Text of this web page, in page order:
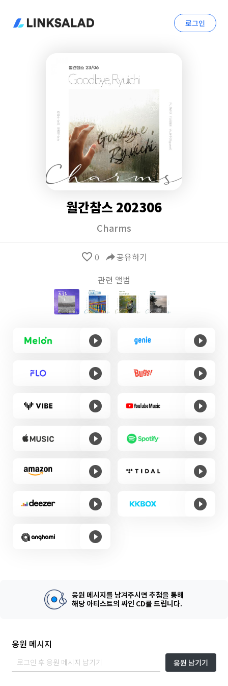
로그인
월간참스 202306
Charms
favorite_border 0 reply공유하기
관련 앨범
응원 메시지를 남겨주시면 추첨을 통해
해당 아티스트의 싸인 CD를 드립니다.
응원 메시지
응원 남기기